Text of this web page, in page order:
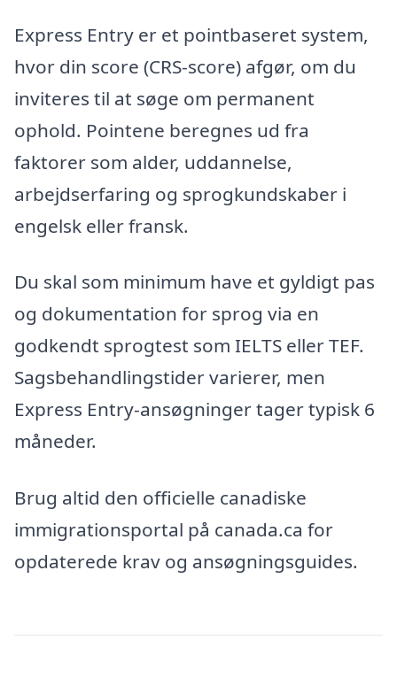
Express Entry er et pointbaseret system,
hvor din score (CRS-score) afgør, om du
inviteres til at søge om permanent
ophold. Pointene beregnes ud fra
faktorer som alder, uddannelse,
arbejdserfaring og sprogkundskaber i
engelsk eller fransk.
Du skal som minimum have et gyldigt pas
og dokumentation for sprog via en
godkendt sprogtest som IELTS eller TEF.
Sagsbehandlingstider varierer, men
Express Entry-ansøgninger tager typisk 6
måneder.
Brug altid den officielle canadiske
immigrationsportal på canada.ca for
opdaterede krav og ansøgningsguides.